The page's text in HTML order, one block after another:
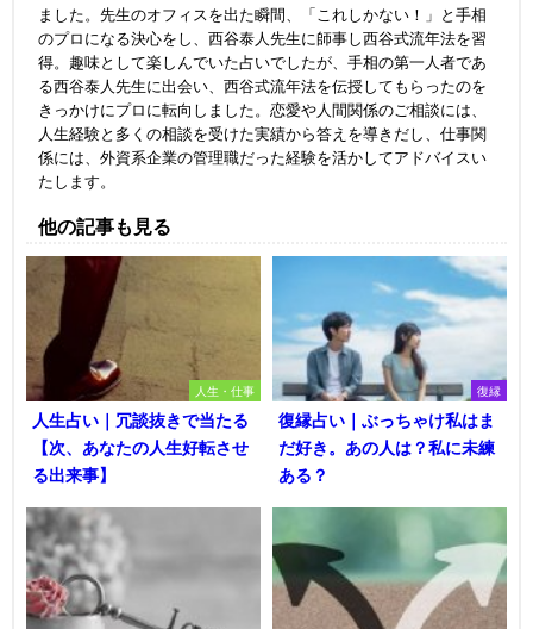
ました。先生のオフィスを出た瞬間、「これしかない！」と手相
のプロになる決心をし、西谷泰人先生に師事し西谷式流年法を習
得。趣味として楽しんでいた占いでしたが、手相の第一人者であ
る西谷泰人先生に出会い、西谷式流年法を伝授してもらったのを
きっかけにプロに転向しました。恋愛や人間関係のご相談には、
人生経験と多くの相談を受けた実績から答えを導きだし、仕事関
係には、外資系企業の管理職だった経験を活かしてアドバイスい
たします。
他の記事も見る
人生・仕事
人生占い｜冗談抜きで当たる
【次、あなたの人生好転させ
る出来事】
復縁
復縁占い｜ぶっちゃけ私はま
だ好き。あの人は？私に未練
ある？